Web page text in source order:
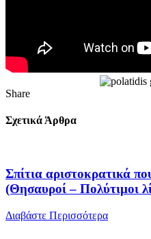
Share
Σχετικά Άρθρα
Σπίτια αριστοκρατικά
(Θησαυροί – Πολύτιμοι
Διαβάστε Περισσότερα